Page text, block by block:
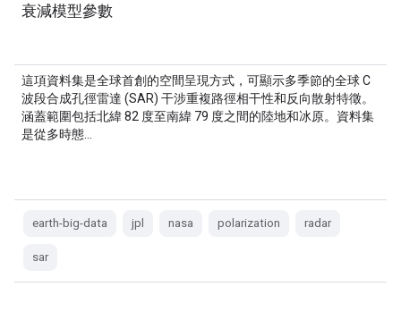
衰減模型參數
這項資料集是全球首創的空間呈現方式，可顯示多季節的全球 C
波段合成孔徑雷達 (SAR) 干涉重複路徑相干性和反向散射特徵。
涵蓋範圍包括北緯 82 度至南緯 79 度之間的陸地和冰原。資料集
是從多時態…
earth-big-data jpl nasa polarization radar
sar